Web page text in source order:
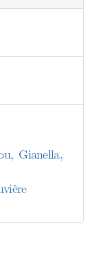
Gianella,